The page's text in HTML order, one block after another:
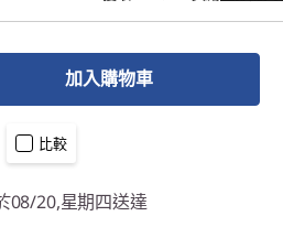
加入購物車
比較
08/20,星期四送達